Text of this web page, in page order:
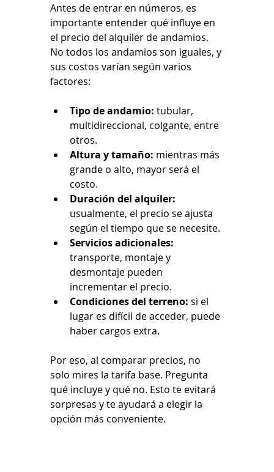
Antes de entrar en números, es
importante entender qué influye en
el precio del alquiler de andamios.
No todos los andamios son iguales, y
sus costos varían según varios
factores:
Tipo de andamio: tubular,
multidireccional, colgante, entre
otros.
Altura y tamaño: mientras más
grande o alto, mayor será el
costo.
Duración del alquiler:
usualmente, el precio se ajusta
según el tiempo que se necesite.
Servicios adicionales:
transporte, montaje y
desmontaje pueden
incrementar el precio.
Condiciones del terreno: si el
lugar es difícil de acceder, puede
haber cargos extra.
Por eso, al comparar precios, no
solo mires la tarifa base. Pregunta
qué incluye y qué no. Esto te evitará
sorpresas y te ayudará a elegir la
opción más conveniente.